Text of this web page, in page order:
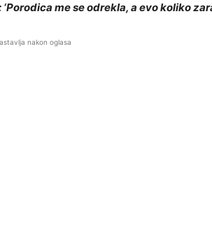
me se odrekla, a evo koliko
nakon oglasa